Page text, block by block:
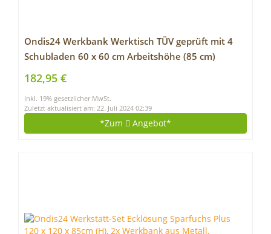
Ondis24 Werkbank Werktisch TÜV geprüft mit 4
Schubladen 60 x 60 cm Arbeitshöhe (85 cm)
182,95 €
inkl. 19% gesetzlicher MwSt.
Zuletzt aktualisiert am: 22. Juli 2024 02:39
*Zum Angebot*